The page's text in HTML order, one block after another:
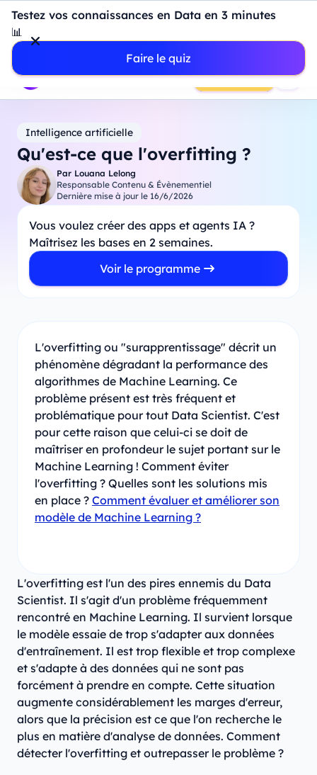
Testez vos connaissances en Data en 3 minutes
📊
Faire le quiz
Introduction à Power BI : construisez votre premier
dashboard de A à Z
- Mardi 11
18h00
Professionnels
Étudiants Parents Entreprises
Prendre RDV
Intelligence artificielle
Qu'est-ce que l'overfitting ?
Par Louana Lelong
Responsable Contenu & Évènementiel
Dernière mise à jour le 16/6/2026
Vous voulez créer des apps et agents IA ?
Maîtrisez les bases en 2 semaines.
Voir le programme
L'overfitting ou "surapprentissage" décrit un
phénomène dégradant la performance des
algorithmes de Machine Learning. Ce
problème présent est très fréquent et
problématique pour tout Data Scientist. C'est
pour cette raison que celui-ci se doit de
maîtriser en profondeur le sujet portant sur le
Machine Learning ! Comment éviter
l'overfitting ? Quelles sont les solutions mis
en place ? Comment évaluer et améliorer son
modèle de Machine Learning ?
L'overfitting est l'un des pires ennemis du Data
Scientist. Il s'agit d'un problème fréquemment
rencontré en Machine Learning. Il survient lorsque
le modèle essaie de trop s'adapter aux données
d'entraînement. Il est trop flexible et trop complexe
et s'adapte à des données qui ne sont pas
forcément à prendre en compte. Cette situation
augmente considérablement les marges d'erreur,
alors que la précision est ce que l'on recherche le
plus en matière d'analyse de données. Comment
détecter l'overfitting et outrepasser le problème ?